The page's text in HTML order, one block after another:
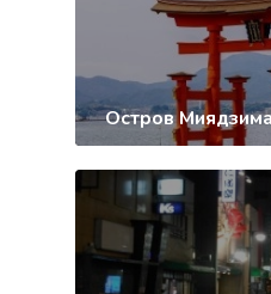
Остров Миядзима